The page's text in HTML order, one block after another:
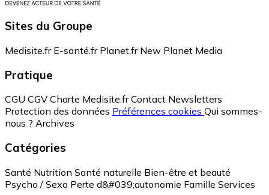
Sites du Groupe
Medisite.fr E-santé.fr Planet.fr New Planet Media
Pratique
CGU CGV Charte Medisite.fr Contact Newsletters
Protection des données Préférences cookies Qui sommes-
nous ? Archives
Catégories
Santé Nutrition Santé naturelle Bien-être et beauté
Psycho / Sexo Perte d&#039;autonomie Famille Services